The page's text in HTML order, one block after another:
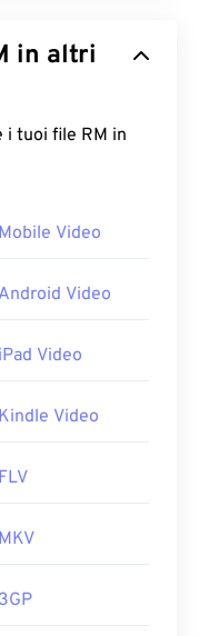
file RM in
Video
Video
Video
Video